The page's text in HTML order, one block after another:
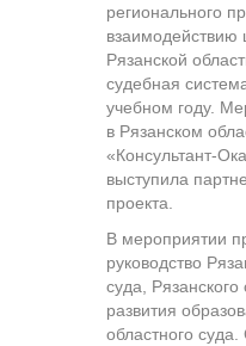
регионального
взаимодействию
Рязанской
судебная
учебном году.
в Рязанском
«Консультант-
выступила
проекта.
В мероприятии
руководство
суда, Рязанского
развития
областного